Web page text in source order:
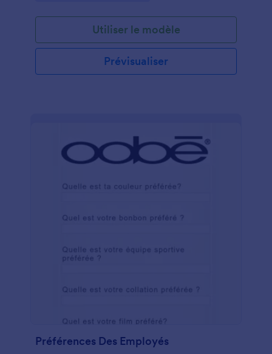
Utiliser le modèle
Prévisualiser
Préférences Des Employés